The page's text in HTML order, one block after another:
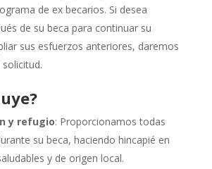
de ex becarios. Si desea
de su beca para continuar su
sus esfuerzos anteriores, daremos
y refugio: Proporcionamos todas
su beca, haciendo hincapié en
y de origen local.